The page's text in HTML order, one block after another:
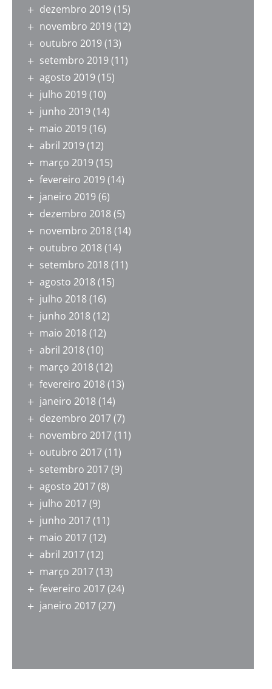
dezembro 2019(15)
novembro 2019(12)
outubro 2019(13)
setembro 2019(11)
agosto 2019(15)
julho 2019(10)
junho 2019(14)
maio 2019(16)
abril 2019(12)
março 2019(15)
fevereiro 2019(14)
janeiro 2019(6)
dezembro 2018(5)
novembro 2018(14)
outubro 2018(14)
setembro 2018(11)
agosto 2018(15)
julho 2018(16)
junho 2018(12)
maio 2018(12)
abril 2018(10)
março 2018(12)
fevereiro 2018(13)
janeiro 2018(14)
dezembro 2017(7)
novembro 2017(11)
outubro 2017(11)
setembro 2017(9)
agosto 2017(8)
julho 2017(9)
junho 2017(11)
maio 2017(12)
abril 2017(12)
março 2017(13)
fevereiro 2017(24)
janeiro 2017(27)